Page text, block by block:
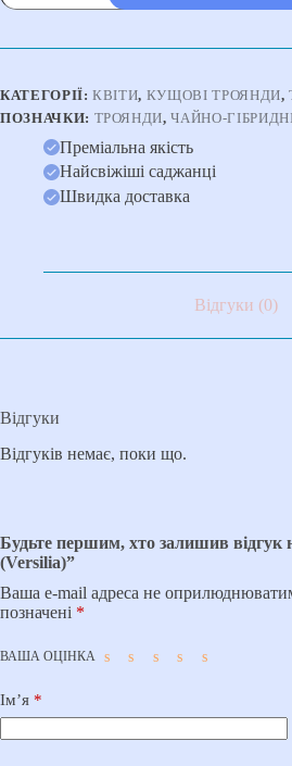
(Versilia)
КАТЕГОРІЇ:КВІТИ, КУЩОВІ ТРОЯНДИ,
ПОЗНАЧКИ: ТРОЯНДИ,ЧАЙНО-
Преміальна якість
Найсвіжіші саджанці
Швидка доставка
Відгуки (0)
Відгуки
Відгуків немає, поки що.
Будьте першим, хто залишив відгук
(Versilia)”
Ваша e-mail адреса не
позначені *
ВАША ОЦІНКА
Ім’я *